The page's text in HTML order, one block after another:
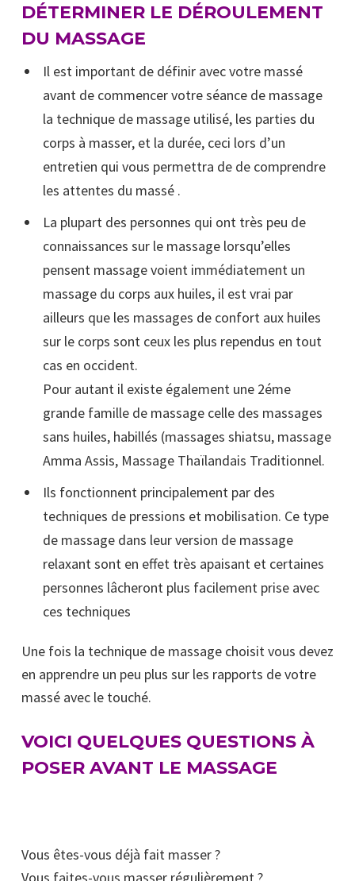
DÉTERMINER LE DÉROULEMENT
DU MASSAGE
Il est important de définir avec votre massé
avant de commencer votre séance de massage
la technique de massage utilisé, les parties du
corps à masser, et la durée, ceci lors d’un
entretien qui vous permettra de de comprendre
les attentes du massé .
La plupart des personnes qui ont très peu de
connaissances sur le massage lorsqu’elles
pensent massage voient immédiatement un
massage du corps aux huiles, il est vrai par
ailleurs que les massages de confort aux huiles
sur le corps sont ceux les plus rependus en tout
cas en occident.
Pour autant il existe également une 2éme
grande famille de massage celle des massages
sans huiles, habillés (massages shiatsu, massage
Amma Assis, Massage Thaïlandais Traditionnel.
Ils fonctionnent principalement par des
techniques de pressions et mobilisation. Ce type
de massage dans leur version de massage
relaxant sont en effet très apaisant et certaines
personnes lâcheront plus facilement prise avec
ces techniques
Une fois la technique de massage choisit vous devez
en apprendre un peu plus sur les rapports de votre
massé avec le touché.
VOICI QUELQUES QUESTIONS À
POSER AVANT LE MASSAGE
Vous êtes-vous déjà fait masser ?